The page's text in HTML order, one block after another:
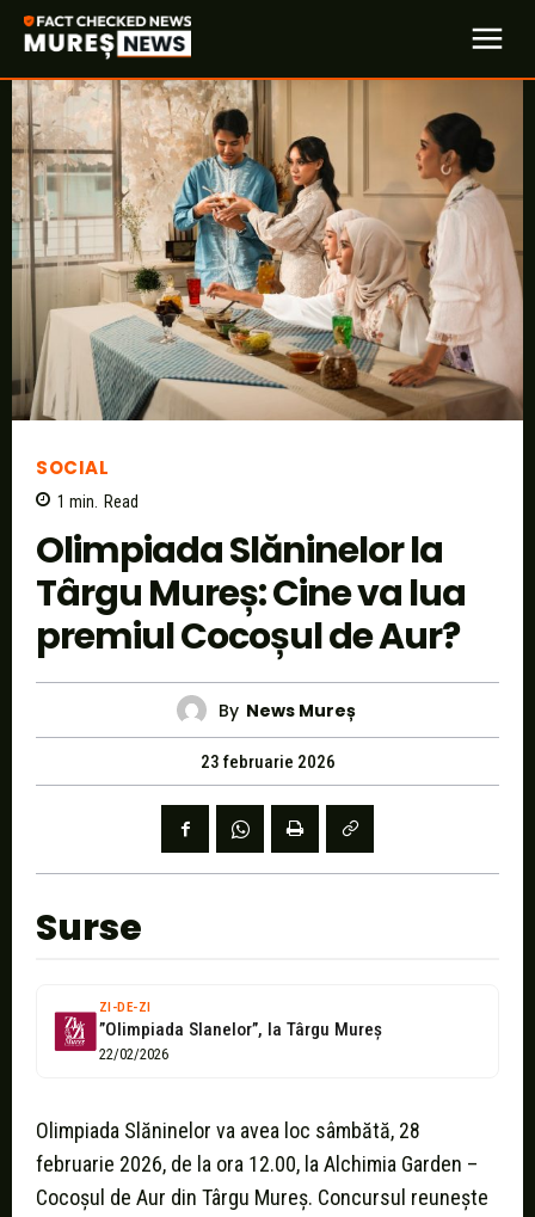
SOCIAL
1 min. Read
Olimpiada Slăninelor la
Târgu Mureș: Cine va lua
premiul Cocoșul de Aur?
By News Mureș
23 februarie 2026
Surse
ZI-DE-ZI
”Olimpiada Slanelor”, la Târgu Mureș
22/02/2026
Olimpiada Slăninelor va avea loc sâmbătă, 28
februarie 2026, de la ora 12.00, la Alchimia Garden –
Cocoșul de Aur din Târgu Mureș. Concursul reunește